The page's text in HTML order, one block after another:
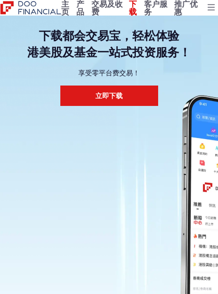
主
页
产
品
交易及收
费
下
载
客户服
务
推广优
惠
下载都会交易宝，轻松体验
港美股及基金一站式投资服务！
享受零平台费交易！
立即下载